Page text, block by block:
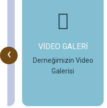
‹ ETKİNLİKLER
Düzenlediğimiz ve
Katıldığımız Etkinlikler